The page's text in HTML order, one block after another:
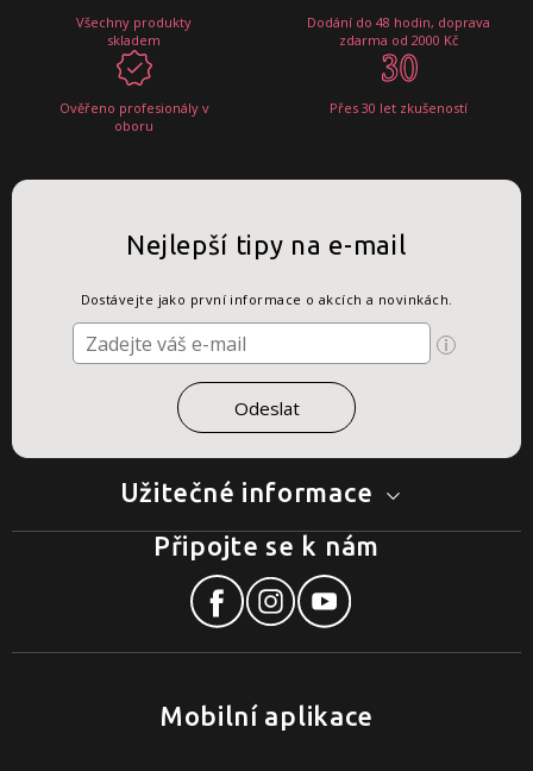
Všechny produkty
skladem
Dodání do 48 hodin, doprava
zdarma od 2000 Kč
Ověřeno profesionály v
oboru
Přes 30 let zkušeností
Užitečné informace
Nejlepší tipy na e-mail
Dostávejte jako první informace o akcích a novinkách.
Mobilní aplikace
Připojte se k nám